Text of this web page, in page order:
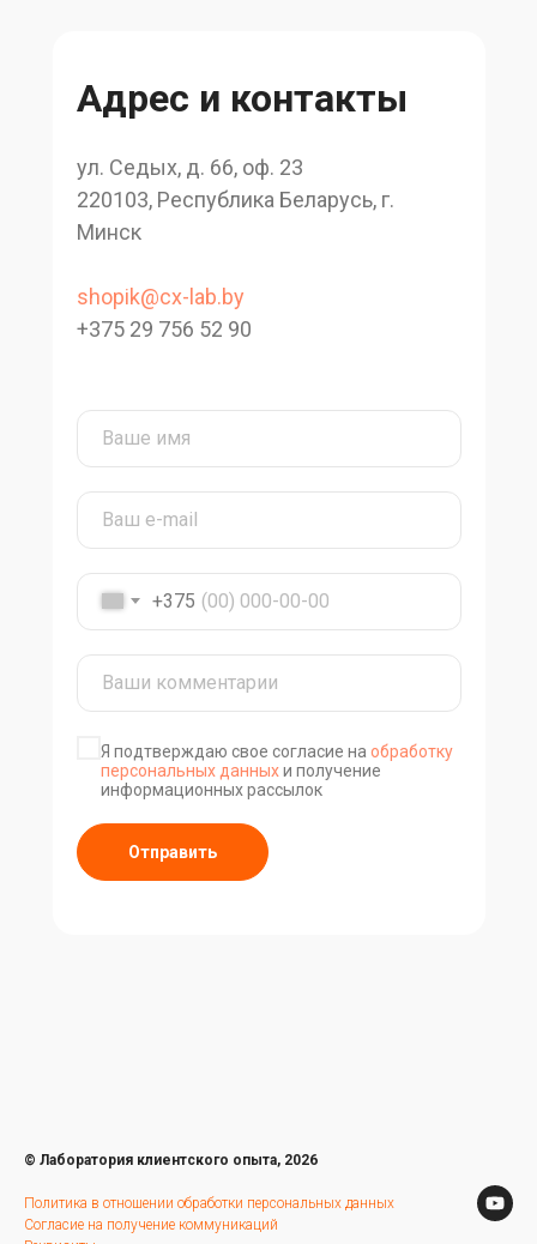
+375
Я подтверждаю свое согласие на обработку
персональных данныхи получение
информационных рассылок
Отправить
ул. Седых, д. 66, оф. 23
220103, Республика Беларусь, г.
Минск
shopik@cx-lab.by
+375 29 756 52 90
Адрес и контакты
© Лаборатория клиентского опыта, 2026
Политика в отношении обработки персональных данных
Согласие на получение коммуникаций